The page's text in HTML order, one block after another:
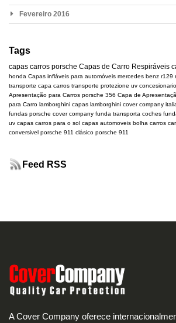
Fevereiro 2016
Tags
capas carros porsche Capas de Carro Respiráveis
honda Capas infláveis para automóveis mercedes benz r129
transporte capa carros transporte protezione uv
Apresentação para Carros porsche 356 Capa de
para Carro lamborghini capas lamborghini cover company
fundas porsche cover company funda transporta coches
uv capas carros para o sol capas automoveis bolha carros
conversivel porsche 911 clásico porsche 911
Feed RSS
A Cover Company oferece